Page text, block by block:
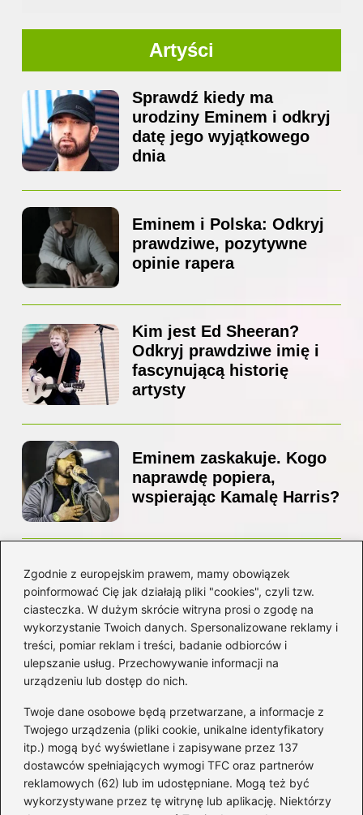
Zgodnie z europejskim prawem, mamy obowiązek
poinformować Cię jak działają pliki "cookies", czyli tzw.
ciasteczka. W dużym skrócie witryna prosi o zgodę na
wykorzystanie Twoich danych. Spersonalizowane reklamy i
treści, pomiar reklam i treści, badanie odbiorców i
ulepszanie usług. Przechowywanie informacji na
urządzeniu lub dostęp do nich.
Twoje dane osobowe będą przetwarzane, a informacje z
Twojego urządzenia (pliki cookie, unikalne identyfikatory
itp.) mogą być wyświetlane i zapisywane przez 137
dostawców spełniających wymogi TFC oraz partnerów
reklamowych (62) lub im udostępniane. Mogą też być
wykorzystywane przez tę witrynę lub aplikację. Niektórzy
Artyści
Sprawdź kiedy ma
urodziny Eminem i odkryj
datę jego wyjątkowego
dnia
Eminem i Polska: Odkryj
prawdziwe, pozytywne
opinie rapera
Kim jest Ed Sheeran?
Odkryj prawdziwe imię i
fascynującą historię
artysty
Eminem zaskakuje. Kogo
naprawdę popiera,
wspierając Kamalę Harris?
Z jakiego kraju pochodzi
Ed Sheeran? Poznaj jego
niezwykłą historię i
korzenie
Kategorie
Artyści (16)
Filmowa muzyka(101)
Gitara(69)
Gra na instrumencie (59)